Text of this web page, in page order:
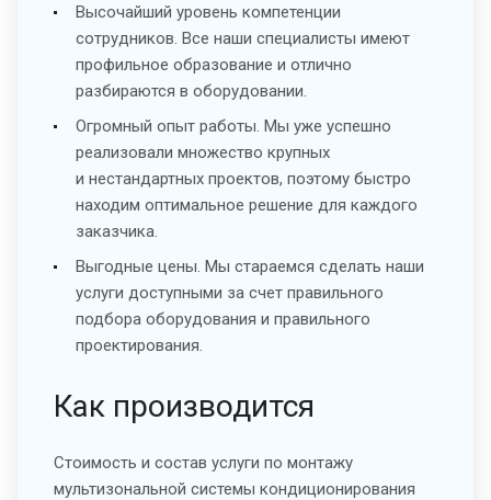
Высочайший уровень компетенции
сотрудников. Все наши специалисты имеют
профильное образование и отлично
разбираются в оборудовании.
Огромный опыт работы. Мы уже успешно
реализовали множество крупных
и нестандартных проектов, поэтому быстро
находим оптимальное решение для каждого
заказчика.
Выгодные цены. Мы стараемся сделать наши
услуги доступными за счет правильного
подбора оборудования и правильного
проектирования.
Как производится
Стоимость и состав услуги по монтажу
мультизональной системы кондиционирования